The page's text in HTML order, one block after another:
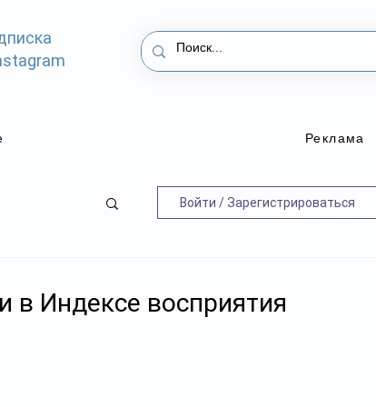
Реклама
Войти / Зарегистрироваться
в Индексе восприятия